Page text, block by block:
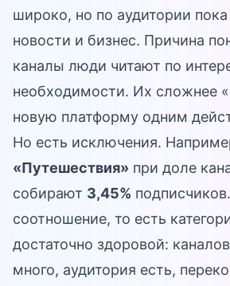
широко, но по аудитории
новости и бизнес. Причина
каналы люди читают по
необходимости. Их сложнее
новую платформу одним
Но есть исключения.
«Путешествия» при доле
собирают 3,45%
соотношение, то есть
достаточно здоровой:
много, аудитория есть,